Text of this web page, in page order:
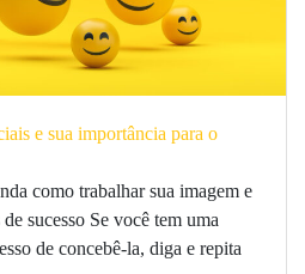
e sua importância para o
como trabalhar sua imagem e
sucesso Se você tem uma
de concebê-la, diga e repita